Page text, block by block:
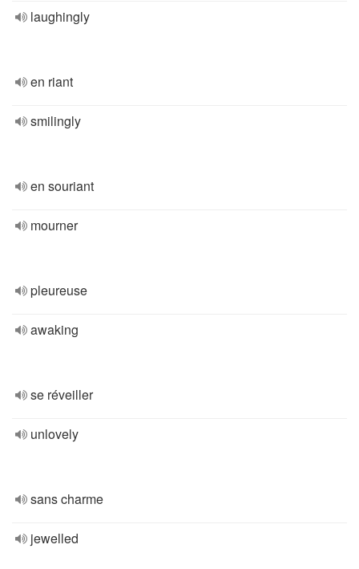
laughingly
en riant
smilingly
en souriant
mourner
pleureuse
awaking
se réveiller
unlovely
sans charme
jewelled